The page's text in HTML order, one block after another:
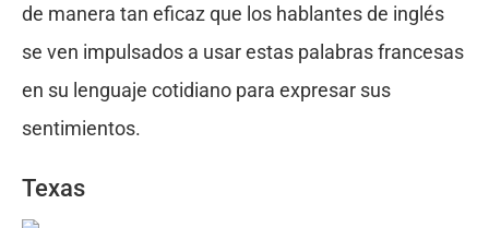
de manera tan eficaz que los hablantes de inglés
se ven impulsados a usar estas palabras francesas
en su lenguaje cotidiano para expresar sus
sentimientos.
Texas